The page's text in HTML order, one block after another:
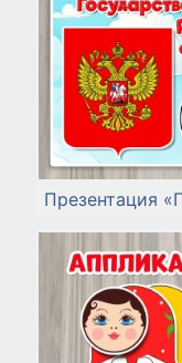
Презентация